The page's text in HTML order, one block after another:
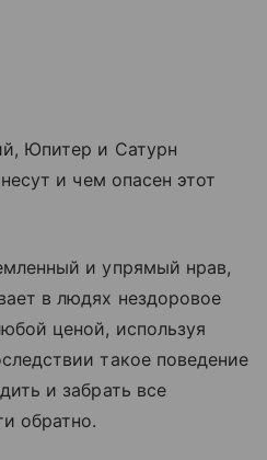
Юпитер и Сатурн
и чем опасен этот
и упрямый нрав,
в людях нездоровое
ценой, используя
такое поведение
и забрать все
обратно.